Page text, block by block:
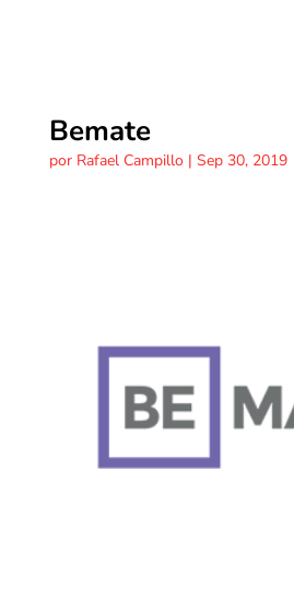
Bemate
por Rafael Campillo| Sep 30, 2019